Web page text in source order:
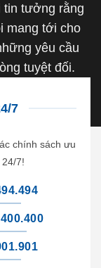
tin tưởng rằng
mang tới cho
yêu cầu
tuyệt đối.
7
chính sách ưu
7!